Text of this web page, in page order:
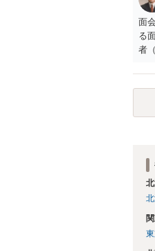
面
る
者
又
金
し
罰